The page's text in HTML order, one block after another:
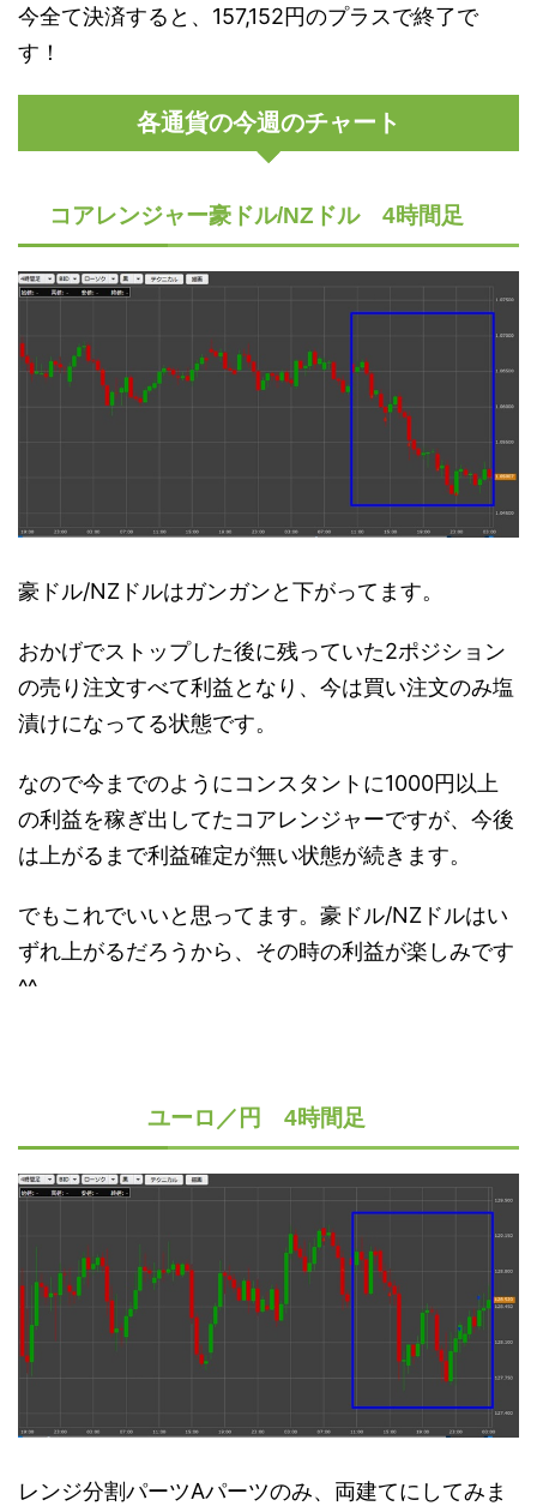
今全て決済すると、157,152円のプラスで終了で
す！
各通貨の今週のチャート
コアレンジャー豪ドル/NZドル 4時間足
豪ドル/NZドルはガンガンと下がってます。
おかげでストップした後に残っていた2ポジション
の売り注文すべて利益となり、今は買い注文のみ塩
漬けになってる状態です。
なので今までのようにコンスタントに1000円以上
の利益を稼ぎ出してたコアレンジャーですが、今後
は上がるまで利益確定が無い状態が続きます。
でもこれでいいと思ってます。豪ドル/NZドルはい
ずれ上がるだろうから、その時の利益が楽しみです
^^
ユーロ／円 4時間足
レンジ分割パーツAパーツのみ、両建てにしてみま